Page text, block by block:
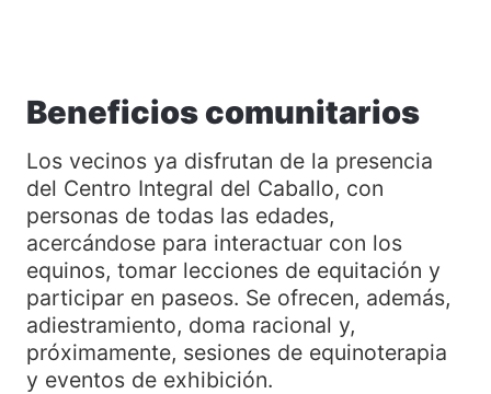
Beneficios comunitarios
Los vecinos ya disfrutan de la presencia
del Centro Integral del Caballo, con
personas de todas las edades,
acercándose para interactuar con los
equinos, tomar lecciones de equitación y
participar en paseos. Se ofrecen, además,
adiestramiento, doma racional y,
próximamente, sesiones de equinoterapia
y eventos de exhibición.